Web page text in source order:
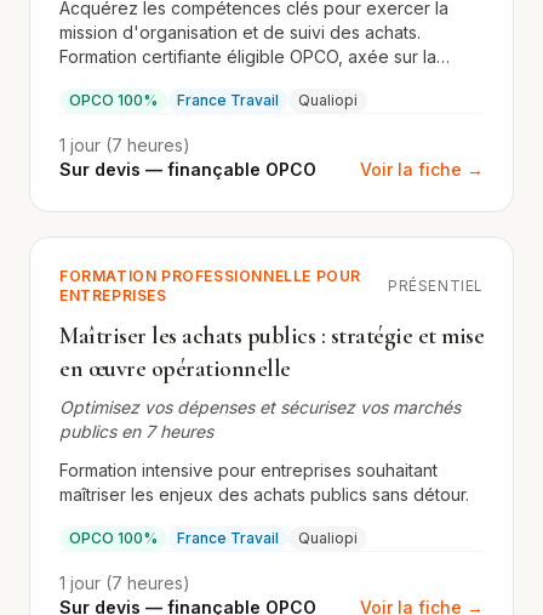
Acquérez les compétences clés pour exercer la
mission d'organisation et de suivi des achats.
Formation certifiante éligible OPCO, axée sur la
OPCO 100% France Travail Qualiopi
1 jour (7 heures)
Sur devis — finançable OPCO
Voir la fiche →
FORMATION PROFESSIONNELLE POUR
ENTREPRISES
PRÉSENTIEL
Maîtriser les achats publics : stratégie et mise
en œuvre opérationnelle
Optimisez vos dépenses et sécurisez vos marchés
publics en 7 heures
Formation intensive pour entreprises souhaitant
maîtriser les enjeux des achats publics sans détour.
OPCO 100% France Travail Qualiopi
1 jour (7 heures)
Sur devis — finançable OPCO
Voir la fiche →